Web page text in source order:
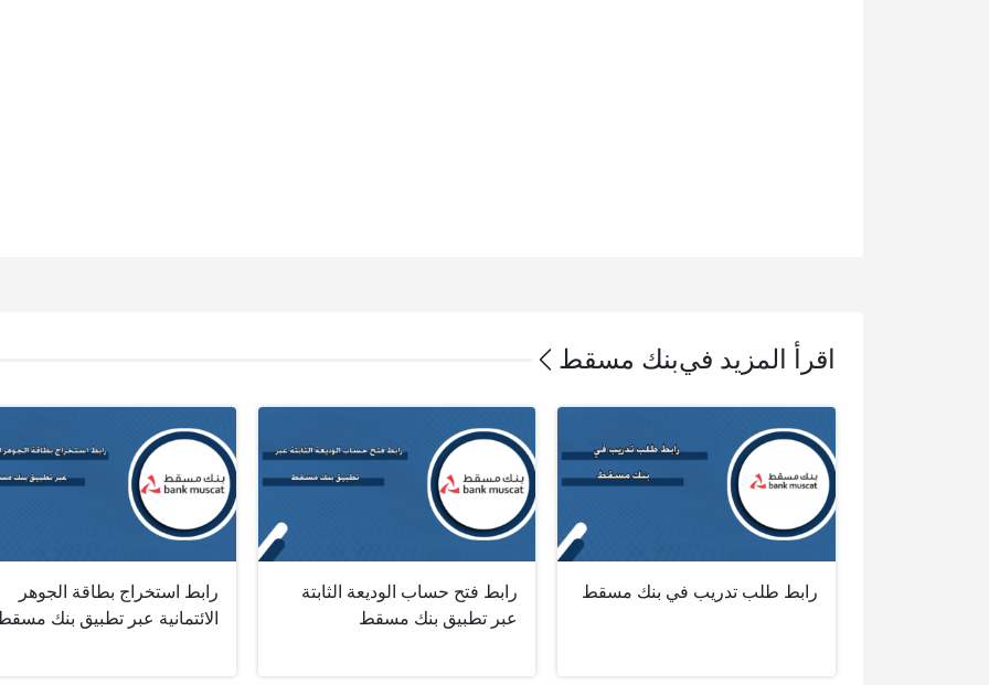
اقرأ المزيد فيبنك مسقط
رابط طلب تدريب في بنك مسقط
رابط فتح حساب الوديعة الثابتة
عبر تطبيق بنك مسقط
رابط استخراج بطاقة الجوهر
الائتمانية عبر تطبيق بنك